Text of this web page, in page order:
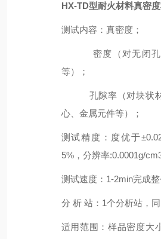
HX-TD型耐火材料真密
测试内容 ： 真密度；
密度（对无闭
等）；
孔隙率（对块状
心、金属元件等）；
测试精度 ： 度优于
5%，分辨率:0.0001g/
测试速度： 1-2min完成
分 析 站： 1个分析站，
适用范围：样品密度大